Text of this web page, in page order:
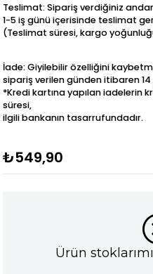
Teslimat: Sipariş verdiğiniz
1-5 iş günü içerisinde teslimat
(Teslimat süresi, kargo
İade: Giyilebilir özelliğini
sipariş verilen günden itibaren
*Kredi kartına yapılan iadelerin
süresi,
ilgili bankanın tasarrufundadır.
₺549,90
Ürün